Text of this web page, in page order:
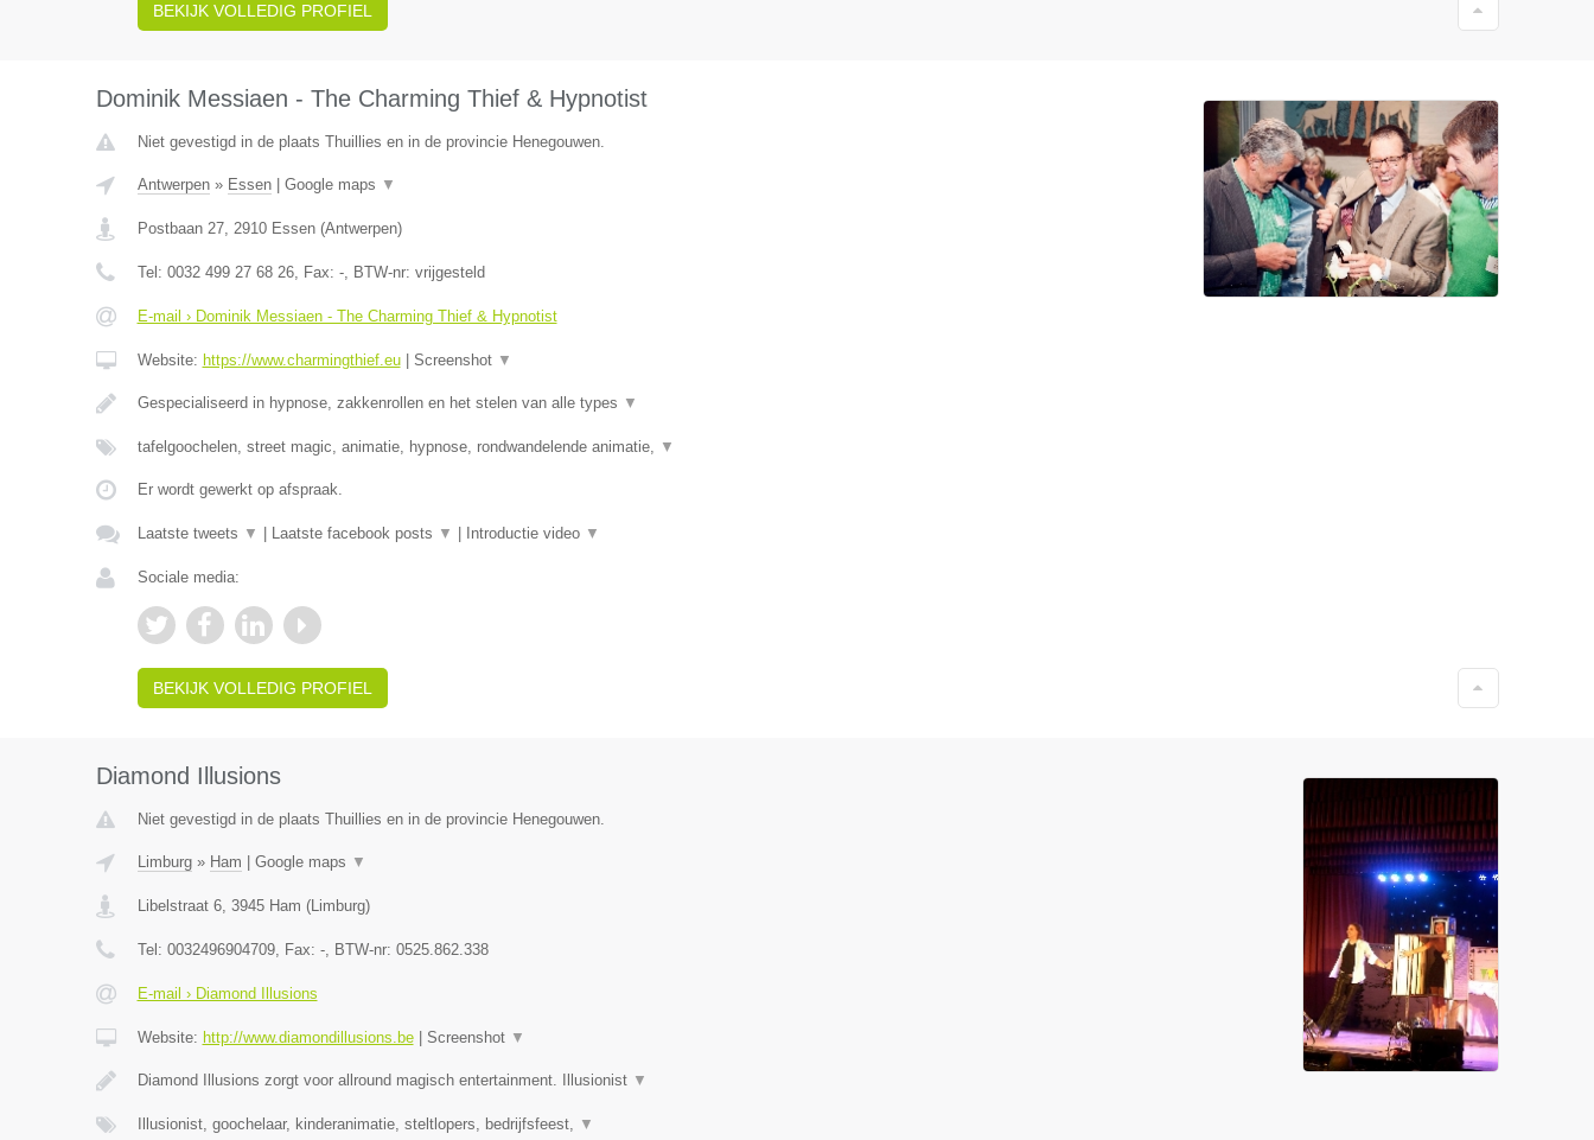
BEKIJK VOLLEDIG PROFIEL
Dominik Messiaen - The Charming Thief & Hypnotist
Niet gevestigd in de plaats Thuillies en in de provincie Henegouwen.
Antwerpen» Essen| Google maps ▼
Postbaan 27, 2910 Essen(Antwerpen)
Tel: 0032 499 27 68 26, Fax: -, BTW-nr: vrijgesteld
E-mail › Dominik Messiaen - The Charming Thief & Hypnotist
Website: https://www.charmingthief.eu| Screenshot ▼
Gespecialiseerd in hypnose, zakkenrollen en het stelen van alle types ▼
tafelgoochelen, street magic, animatie, hypnose, rondwandelende animatie, ▼
Er wordt gewerkt op afspraak.
Laatste tweets ▼ Laatste facebook posts ▼ Introductie video ▼
Sociale media:
BEKIJK VOLLEDIG PROFIEL
Diamond Illusions
Niet gevestigd in de plaats Thuillies en in de provincie Henegouwen.
Limburg» Ham Google maps ▼
Libelstraat 6, 3945 Ham (Limburg)
Tel: 0032496904709, Fax: -, BTW-nr: 0525.862.338
E-mail › Diamond Illusions
Website: http://www.diamondillusions.be| Screenshot ▼
Diamond Illusions zorgt voor allround magisch entertainment. Illusionist ▼
Illusionist, goochelaar, kinderanimatie, steltlopers, bedrijfsfeest, ▼